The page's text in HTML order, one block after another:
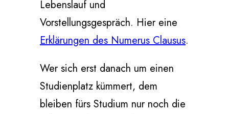
Lebenslauf und
Vorstellungsgespräch. Hier eine
Erklärungen des Numerus Clausus.
Wer sich erst danach um einen
Studienplatz kümmert, dem
bleiben fürs Studium nur noch die